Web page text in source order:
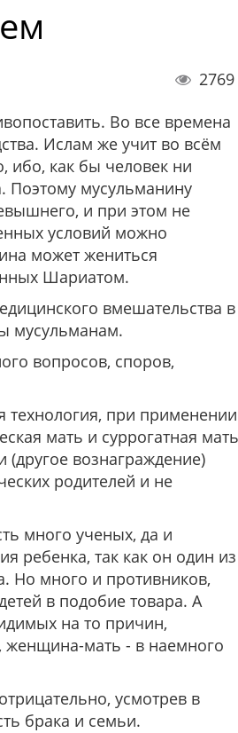
2769
Во все времена
Ислам же учит во всём
ибо, как бы человек ни
Поэтому мусульманину
и при этом не
условий можно
может жениться
Шариатом.
вмешательства в
мусульманам.
вопросов, споров,
технология, при применении
мать и суррогатная мать
(другое вознаграждение)
родителей и не
много ученых, да и
ребенка, так как он один из
Но много и противников,
в подобие товара. А
на то причин,
женщина-мать - в наемного
усмотрев в
брака и семьи.